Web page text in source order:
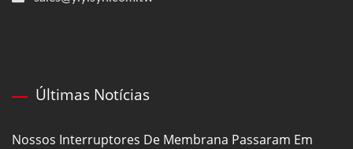
Últimas Notícias
Nossos Interruptores De Membrana Passaram Em